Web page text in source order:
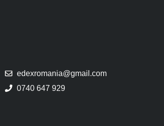
edexromania@gmail.com
0740 647 929